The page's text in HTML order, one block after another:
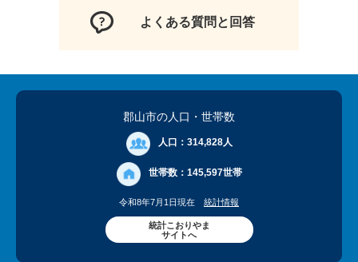
よくある質問と回答
郡山市の人口 ・世帯数
人口： 314,828人
世帯数： 145,597世帯
令和8年7月1日現在 統計情報
統計こおりやま
サイトへ